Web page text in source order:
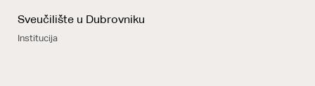
Sveučilište u Dubrovniku
Institucija